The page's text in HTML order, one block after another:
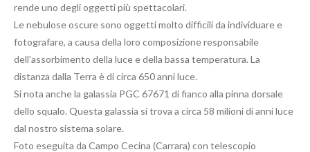
rende uno degli oggetti più spettacolari.
Le nebulose oscure sono oggetti molto difficili da individuare e
fotografare, a causa della loro composizione responsabile
dell’assorbimento della luce e della bassa temperatura. La
distanza dalla Terra è di circa 650 anni luce.
Si nota anche la galassia PGC 67671 di fianco alla pinna dorsale
dello squalo. Questa galassia si trova a circa 58 milioni di anni luce
dal nostro sistema solare.
Foto eseguita da Campo Cecina (Carrara) con telescopio